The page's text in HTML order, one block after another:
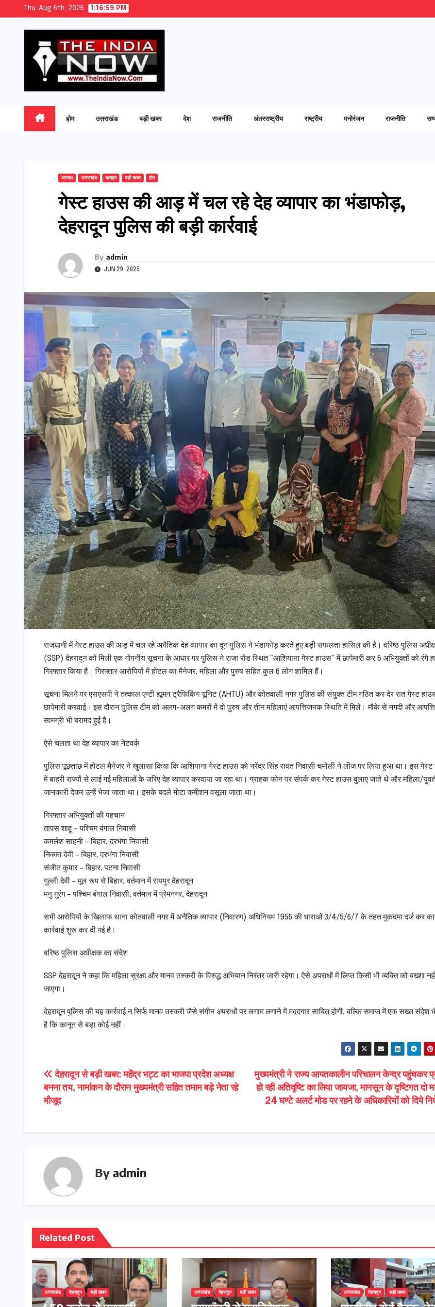
Thu. Aug 6th, 2026 1:17:00 PM
होम उत्तराखंड बड़ी खबर देश राजनीति अंतरराष्ट्रीय राष्ट्रीय मनोरंजन राजनीति
अपराध उत्तराखंड क्राइम बड़ी खबर होम
गेस्ट हाउस की आड़ में चल रहे देह व्यापार का भंडाफोड़,
देहरादून पुलिस की बड़ी कार्रवाई
By admin
JUN 29, 2025
राजधानी में गेस्ट हाउस की आड़ में चल रहे अनैतिक देह व्यापार का दून पुलिस ने भंडाफोड़ करते हुए बड़ी सफलता हासिल की है। वरिष्ठ पुलिस
(SSP) देहरादून को मिली एक गोपनीय सूचना के आधार पर पुलिस ने राजा रोड स्थित “आशियाना गेस्ट हाउस” में छापेमारी कर 6 अभियुक्तों को रंगे
गिरफ्तार किया है। गिरफ्तार आरोपियों में होटल का मैनेजर, महिला और पुरुष सहित कुल 6 लोग शामिल हैं।
सूचना मिलने पर एसएसपी ने तत्काल एन्टी ह्यूमन ट्रैफिकिंग यूनिट (AHTU) और कोतवाली नगर पुलिस की संयुक्त टीम गठित कर देर रात गेस्ट
छापेमारी करवाई। इस दौरान पुलिस टीम को अलग-अलग कमरों में दो पुरुष और तीन महिलाएं आपत्तिजनक स्थिति में मिले। मौके से नगदी और
सामग्री भी बरामद हुई है।
ऐसे चलता था देह व्यापार का नेटवर्क
पुलिस पूछताछ में होटल मैनेजर ने खुलासा किया कि आशियाना गेस्ट हाउस को नरेंद्र सिंह रावत निवासी चमोली ने लीज पर लिया हुआ था। इस गेस्ट
में बाहरी राज्यों से लाई गई महिलाओं के जरिए देह व्यापार करवाया जा रहा था। ग्राहक फोन पर संपर्क कर गेस्ट हाउस बुलाए जाते थे और महिला/
जानकारी देकर उन्हें भेजा जाता था। इसके बदले मोटा कमीशन वसूला जाता था।
गिरफ्तार अभियुक्तों की पहचान
तापस शाहू – पश्चिम बंगाल निवासी
कमलेश साहनी – बिहार, दरभंगा निवासी
निक्का देवी – बिहार, दरभंगा निवासी
संजीत कुमार – बिहार, पटना निवासी
गुल्ली देवी – मूल रूप से बिहार, वर्तमान में रायपुर देहरादून
मनु गुरंग – पश्चिम बंगाल निवासी, वर्तमान में प्रेमनगर, देहरादून
सभी आरोपियों के खिलाफ थाना कोतवाली नगर में अनैतिक व्यापार (निवारण) अधिनियम 1956 की धाराओं 3/4/5/6/7 के तहत मुकदमा दर्ज कर
कार्रवाई शुरू कर दी गई है।
वरिष्ठ पुलिस अधीक्षक का संदेश
SSP देहरादून ने कहा कि महिला सुरक्षा और मानव तस्करी के विरुद्ध अभियान निरंतर जारी रहेगा। ऐसे अपराधों में लिप्त किसी भी व्यक्ति को बख्शा
जाएगा।
देहरादून पुलिस की यह कार्रवाई न सिर्फ मानव तस्करी जैसे संगीन अपराधों पर लगाम लगाने में मददगार साबित होगी, बल्कि समाज में एक सख्त संदेश
है कि कानून से बड़ा कोई नहीं।
Post
navigation
मुख्यमंत्री ने राज्य आपतकालीन परिचालन केन्द्र पहुंचकर
हो रही अतिवृष्टि का लिया जायजा, मानसून के दृष्टिगत दो
24 घण्टे अलर्ट मोड पर रहने के अधिकारियों को दिये
देहरादून से बड़ी खबर: महेंद्र भट्ट का भाजपा प्रदेश अध्यक्ष
बनना तय, नामांकन के दौरान मुख्यमंत्री सहित तमाम बड़े नेता रहे
मौजूद
By admin
Related Post
उत्तराखंड देहरादून बड़ी खबर उत्तराखंड देहरादून बड़ी खबर उत्तराखंड देहरादून बड़ी खबर